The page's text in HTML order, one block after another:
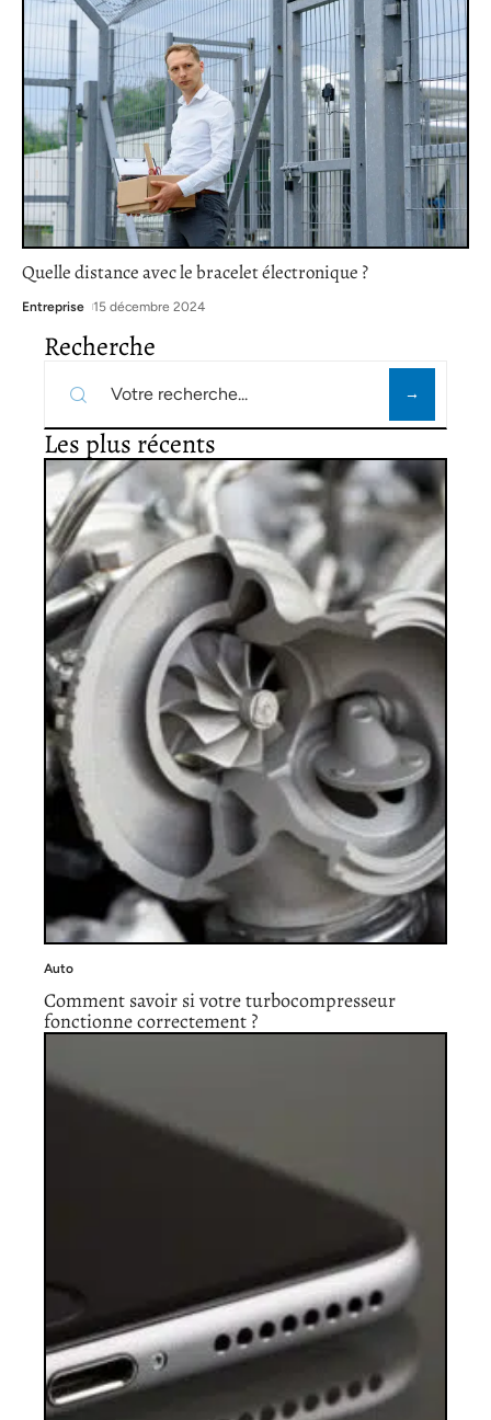
Quelle distance avec le bracelet électronique ?
Entreprise 15 décembre 2024
Recherche
Les plus récents
Auto
Comment savoir si votre turbocompresseur
fonctionne correctement ?